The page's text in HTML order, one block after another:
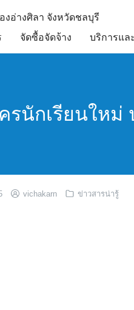
จัดซื้อจัดจ้าง บริการแล
นักเรียนใหม่
vichakarn ข่าวสารน่ารู้